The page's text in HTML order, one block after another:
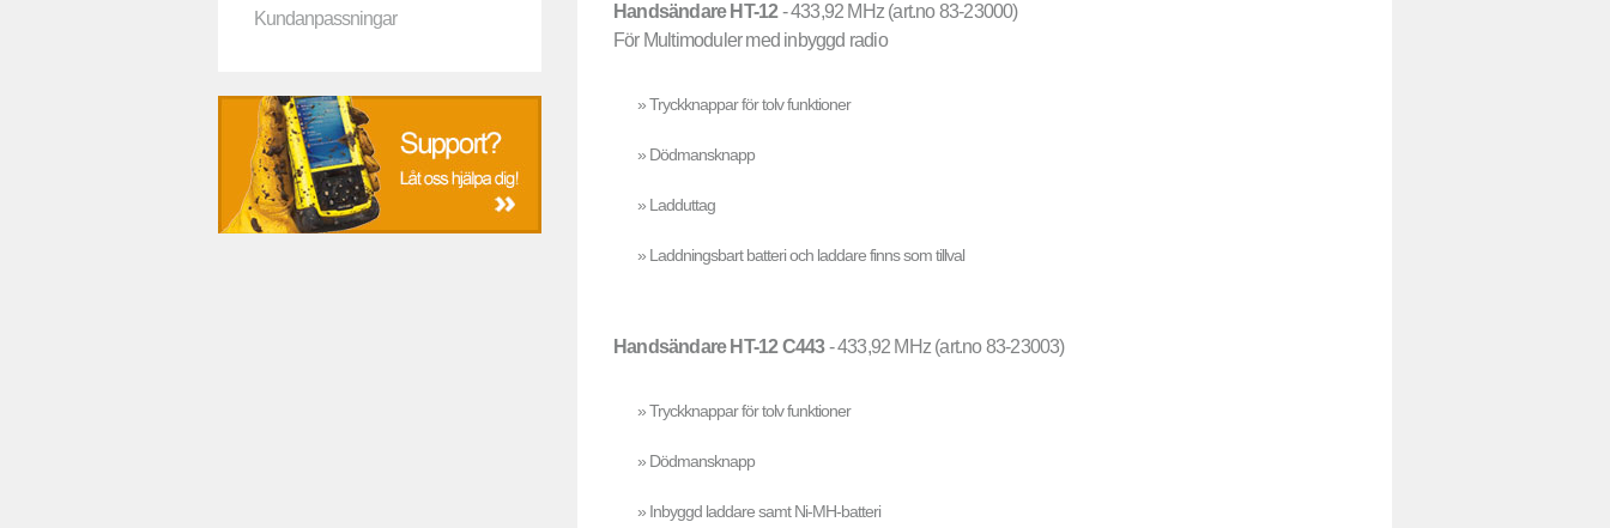
Kundanpassningar
Handsändare HT-12- 433,92 MHz (art.no 83-23000)
För Multimoduler med inbyggd radio
» Tryckknappar för tolv funktioner
» Dödmansknapp
» Ladduttag
» Laddningsbart batteri och laddare finns som tillval
Handsändare HT-12 C443- 433,92 MHz (art.no 83-23003)
» Tryckknappar för tolv funktioner
» Dödmansknapp
» Inbyggd laddare samt Ni-MH-batteri